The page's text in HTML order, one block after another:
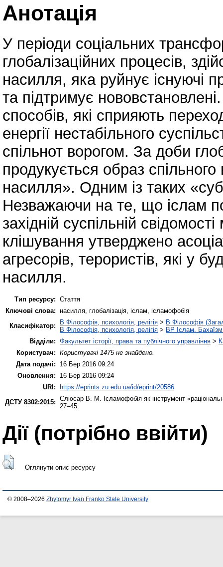
Анотація
У періоди соціальних
глобалізаційних процесів,
насилля, яка руйнує існуючі
та підтримує
способів, які сприяють
енергії нестабільного
спільнот ворогом. За доби
продукується образ
насилля». Одним із таких
Незважаючи на те, що іслам
західній суспільній
клішування утверджено
агресорів, терористів, які у
насилля.
Тип ресурсу: Стаття
Ключові слова: насилля, глобалізація, іслам, ісламофобія
Класифікатор:
B Філософія, психологія, релігія > B Філософія
B Філософія, психологія, релігія > BP Іслам.
Відділи: Факультет історії, права та публічного управління >
Користувач: Користувачі 1475 не знайдено.
Дата подачі:
16 Бер 2016 09:24
Оновлення:
16 Бер 2016 09:24
URI: https://eprints.zu.edu.ua/id/eprint/20586
ДСТУ 8302:2015: Слюсар В. М.
Ісламофобія як інструмент
27–45.
Дії ​​(потрібно ввійти)
Оглянути опис ресурсу
© 2008–2026 Zhytomyr Ivan Franko State University